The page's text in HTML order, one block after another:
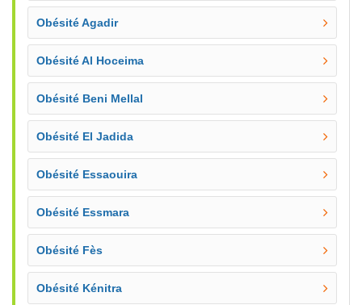
Obésité Agadir
Obésité Al Hoceima
Obésité Beni Mellal
Obésité El Jadida
Obésité Essaouira
Obésité Essmara
Obésité Fès
Obésité Kénitra